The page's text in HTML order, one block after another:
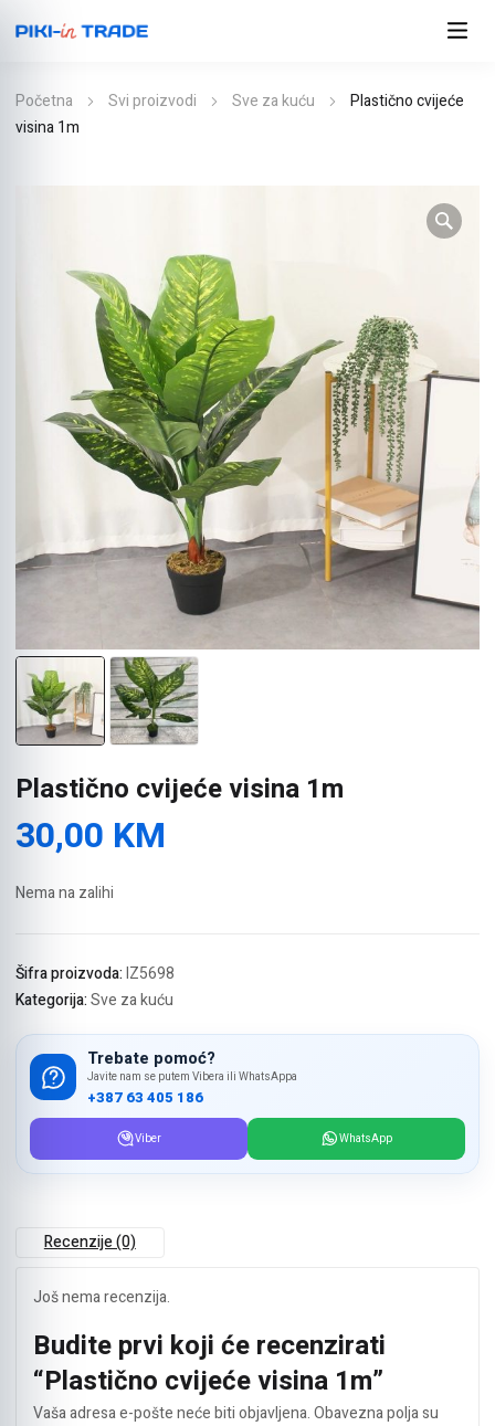
Početna Svi proizvodi Sve za kuću
Plastično cvijeće
visina 1m
Plastično cvijeće visina 1m
30,00 KM
Nema na zalihi
Šifra proizvoda:IZ5698
Kategorija:Sve za kuću
Trebate pomoć?
Javite nam se putem Vibera ili WhatsAppa
+387 63 405 186
Viber WhatsApp
Recenzije (0)
Još nema recenzija.
Budite prvi koji će recenzirati
“Plastično cvijeće visina 1m”
Vaša adresa e-pošte neće biti objavljena.Obavezna polja su